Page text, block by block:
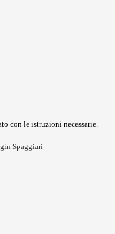
con le istruzioni necessarie.
Spaggiari